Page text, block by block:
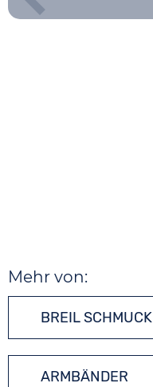
Mehr von:
BREIL SCHMUCK
ARMBÄNDER